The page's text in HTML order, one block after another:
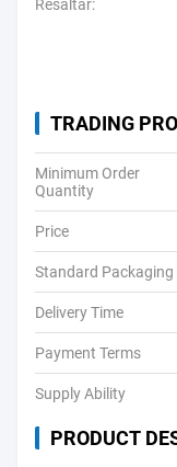
Resaltar:
TRADING
Minimum Order
Quantity
Price
Standard Packaging
Delivery Time
Payment Terms
Supply Ability
PRODUCT